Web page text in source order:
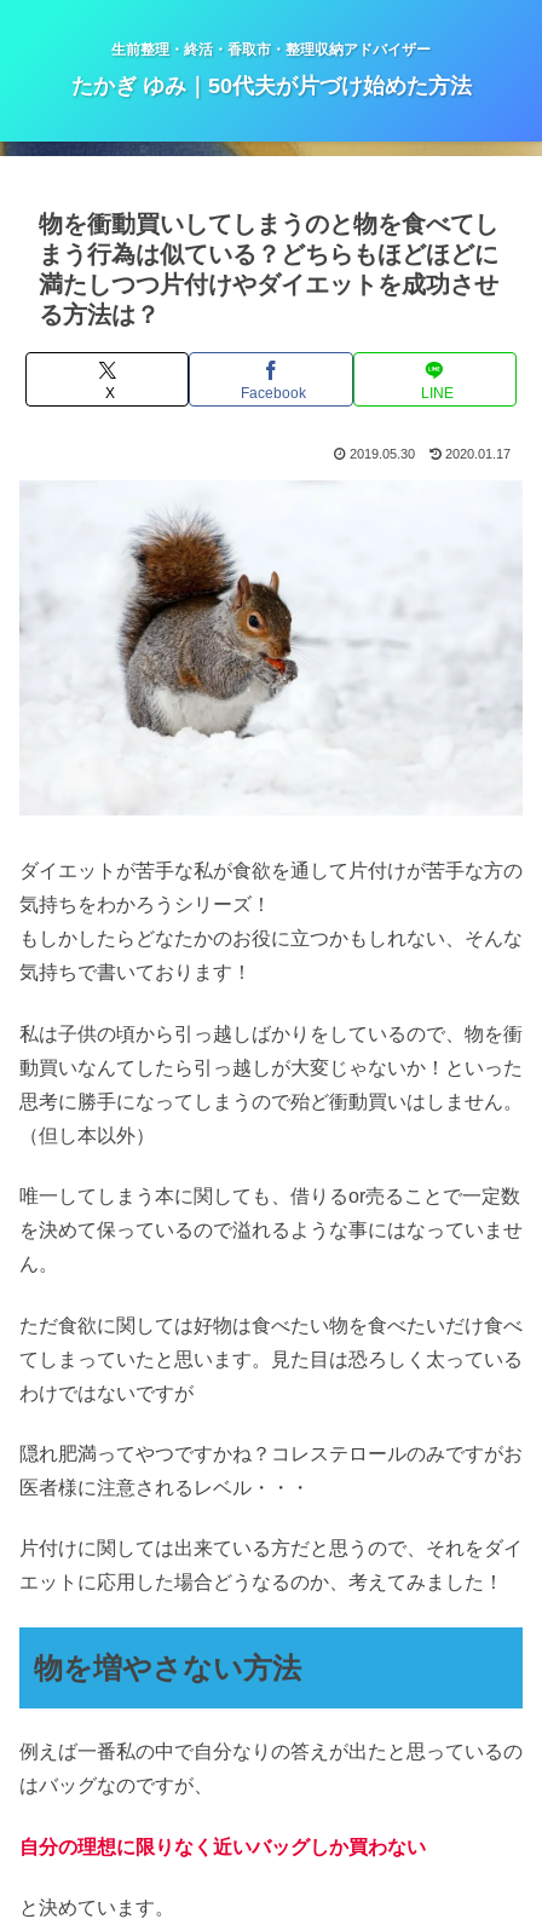
生前整理・終活・香取市・整理収納アドバイザー
たかぎ ゆみ｜50代夫が片づけ始めた方法
物を衝動買いしてしまうのと物を食べてし
まう行為は似ている？どちらもほどほどに
満たしつつ片付けやダイエットを成功させ
る方法は？
X Facebook LINE
2019.05.30 2020.01.17
ダイエットが苦手な私が食欲を通して片付けが苦手な方の
気持ちをわかろうシリーズ！
もしかしたらどなたかのお役に立つかもしれない、そんな
気持ちで書いております！
私は子供の頃から引っ越しばかりをしているので、物を衝
動買いなんてしたら引っ越しが大変じゃないか！といった
思考に勝手になってしまうので殆ど衝動買いはしません。
（但し本以外）
唯一してしまう本に関しても、借りるor売ることで一定数
を決めて保っているので溢れるような事にはなっていませ
ん。
ただ食欲に関しては好物は食べたい物を食べたいだけ食べ
てしまっていたと思います。見た目は恐ろしく太っている
わけではないですが
隠れ肥満ってやつですかね？コレステロールのみですがお
医者様に注意されるレベル・・・
片付けに関しては出来ている方だと思うので、それをダイ
エットに応用した場合どうなるのか、考えてみました！
物を増やさない方法
例えば一番私の中で自分なりの答えが出たと思っているの
はバッグなのですが、
自分の理想に限りなく近いバッグしか買わない
と決めています。